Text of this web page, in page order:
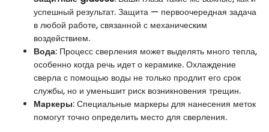
успешный результат. Защита — первоочередная задача
в любой работе, связанной с механическим
воздействием.
Вода: Процесс сверления может выделять много тепла,
особенно когда речь идет о керамике. Охлаждение
сверла с помощью воды не только продлит его срок
службы, но и уменьшит риск возникновения трещин.
Маркеры: Специальные маркеры для нанесения меток
помогут точно определить место для сверления.